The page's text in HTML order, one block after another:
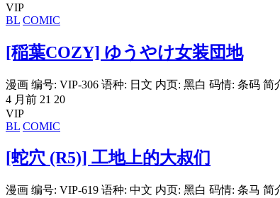
VIP
BL COMIC
[稲葉COZY] ゆうやけ女装団地
漫画 编号: VIP-306 语种: 日文 内页: 黑白 码情: 条码 简
4 月前 21 20
VIP
BL COMIC
[蛇穴 (R5)] 工地上的大叔们
漫画 编号: VIP-619 语种: 中文 内页: 黑白 码情: 条马 简